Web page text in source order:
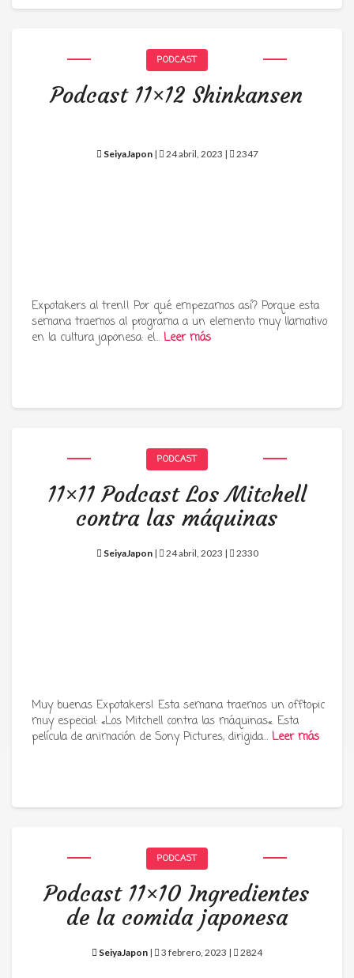
PODCAST
Podcast 11×12 Shinkansen
SeiyaJapon| 24 abril, 2023 | 2347
Expotakers al tren!! Por qué empezamos así? Porque esta
semana traemos al programa a un elemento muy llamativo
en la cultura japonesa: el… Leer más
PODCAST
11×11 Podcast Los Mitchell
contra las máquinas
SeiyaJapon| 24 abril, 2023 | 2330
Muy buenas Expotakers! Esta semana traemos un offtopic
muy especial: «Los Mitchell contra las máquinas«. Esta
película de animación de Sony Pictures, dirigida… Leer más
PODCAST
Podcast 11×10 Ingredientes
de la comida japonesa
SeiyaJapon | 3 febrero, 2023 | 2824